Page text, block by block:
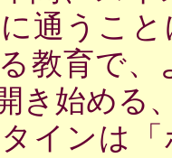
通うこ
教育で
き始める
インは